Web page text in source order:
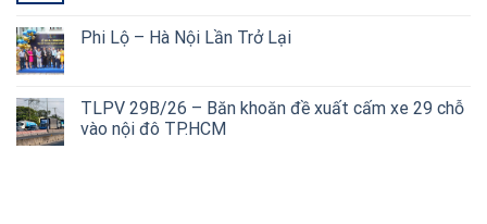
Phi Lộ – Hà Nội Lần Trở Lại
TLPV 29B/26 – Băn khoăn đề xuất cấm xe 29 chỗ
vào nội đô TP.HCM